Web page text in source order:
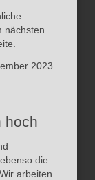
nächsten
2023
hoch
die
arbeiten